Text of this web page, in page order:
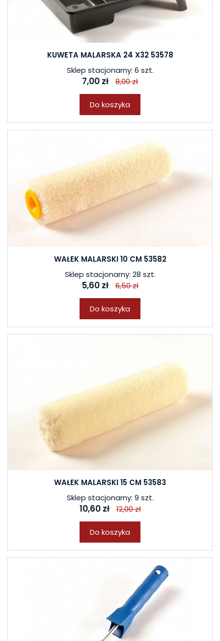
KUWETA MALARSKA 24 X32 53578
Sklep stacjonarny: 6 szt.
7,00 zł 8,00 zł
Do koszyka
WAŁEK MALARSKI 10 CM 53582
Sklep stacjonarny: 28 szt.
5,60 zł 6,50 zł
Do koszyka
WAŁEK MALARSKI 15 CM 53583
Sklep stacjonarny: 9 szt.
10,60 zł 12,00 zł
Do koszyka